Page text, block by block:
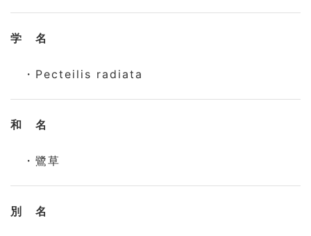
学 名
・Pecteilis radiata
和 名
・鷺草
別 名